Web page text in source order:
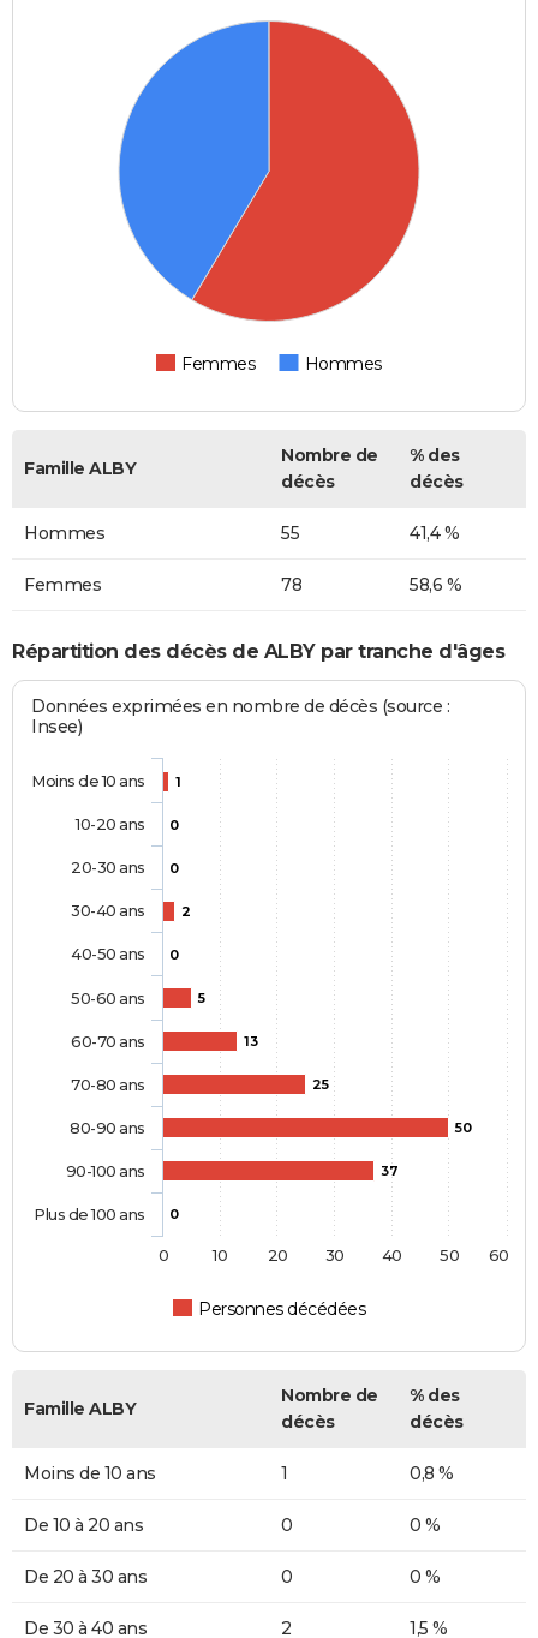
Femmes Hommes
Famille ALBY
Nombre de
décès
% des
décès
Hommes 55 41,4 %
Femmes 78 58,6 %
Répartition des décès de ALBY par tranche d'âges
Données exprimées en nombre de décès (source :
Insee)
1
0
0
2
0
5
13
25
50
37
0
Personnes décédées
Moins de 10 ans
10-20 ans
20-30 ans
30-40 ans
40-50 ans
50-60 ans
60-70 ans
70-80 ans
80-90 ans
90-100 ans
Plus de 100 ans
0 10 20 30 40 50 60
Famille ALBY
Nombre de
décès
% des
décès
Moins de 10 ans 1 0,8 %
De 10 à 20 ans 0 0 %
De 20 à 30 ans 0 0 %
De 30 à 40 ans 2 1,5 %